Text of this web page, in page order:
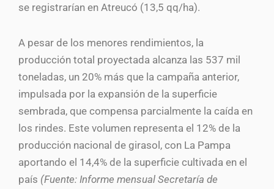
se registrarían en Atreucó (13,5 qq/ha).
A pesar de los menores rendimientos, la
producción total proyectada alcanza las 537 mil
toneladas, un 20% más que la campaña anterior,
impulsada por la expansión de la superficie
sembrada, que compensa parcialmente la caída en
los rindes. Este volumen representa el 12% de la
producción nacional de girasol, con La Pampa
aportando el 14,4% de la superficie cultivada en el
país (Fuente: Informe mensual Secretaría de